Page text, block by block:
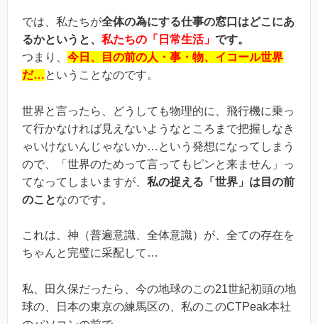
では、私たちが全体の為にする仕事の窓口はどこにあ
るかというと、 私たちの「日常生活」 です。
つまり、 今日、目の前の人・事・物、イコール世界
だ…ということなのです。
世界と言ったら、どうしても物理的に、飛行機に乗っ
て行かなければ見えないようなところまで把握しなき
ゃいけないんじゃないか…という発想になってしまう
ので、「世界のためって言ってもピンと来ません」っ
てなってしまいますが、 私の捉える「世界」は目の前
のことなのです。
これは、神（普遍意識、全体意識）が、全ての存在を
ちゃんと完璧に采配して…
私、田久保だったら、今の地球のこの21世紀初頭の地
球の、日本の東京の練馬区の、私のこのCTPeak本社